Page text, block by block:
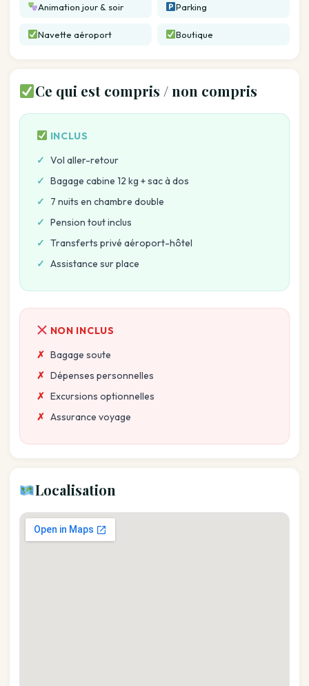
Animation jour & soir Parking
Navette aéroport Boutique
Ce qui est compris / non compris
INCLUS
Vol aller-retour
Bagage cabine 12 kg + sac à dos
7 nuits en chambre double
Pension tout inclus
Transferts privé aéroport-hôtel
Assistance sur place
NON INCLUS
Bagage soute
Dépenses personnelles
Excursions optionnelles
Assurance voyage
Localisation